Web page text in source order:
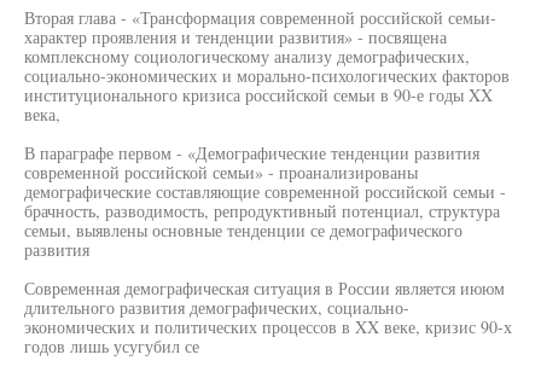
Вторая глава - «Трансформация современной российской семьи-
характер проявления и тенденции развития» - посвящена
комплексному социологическому анализу демографических,
социально-экономических и морально-психологических факторов
институционального кризиса российской семьи в 90-е годы XX
века,
В параграфе первом - «Демографические тенденции развития
современной российской семьи» - проанализированы
демографические составляющие современной российской семьи -
брачность, разводимость, репродуктивный потенциал, структура
семьи, выявлены основные тенденции се демографического
развития
Современная демографическая ситуация в России является иююм
длительного развития демографических, социально-
экономических и политических процессов в XX веке, кризис 90-х
годов лишь усугубил се